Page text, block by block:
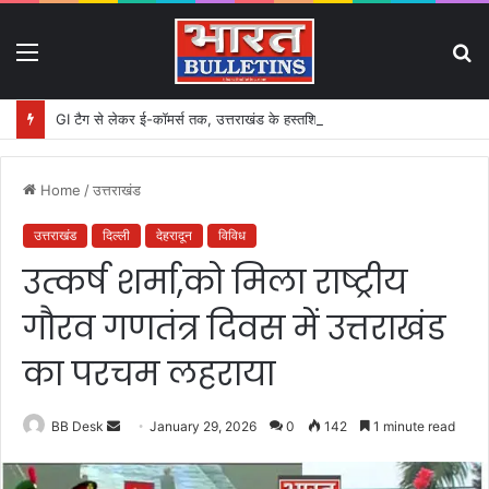
GI टैग से लेकर ई-कॉमर्स तक, उत्तराखंड के हस्तशिल्प को मिलेगा बड़ा बढ़ावा
Home /उत्तराखंड
उत्तराखंड दिल्ली देहरादून विविध
उत्कर्ष शर्मा,को मिला राष्ट्रीय
गौरव गणतंत्र दिवस में उत्तराखंड
का परचम लहराया
BB Desk
n
January 29, 2026 0 142 1 minute read